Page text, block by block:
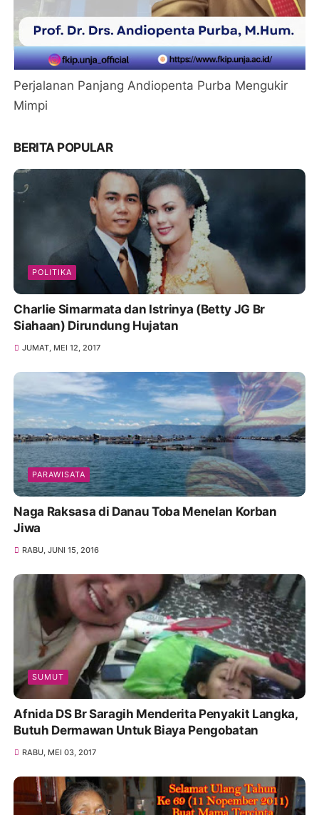
Perjalanan Panjang Andiopenta Purba Mengukir
Mimpi
BERITA POPULAR
POLITIKA
Charlie Simarmata dan Istrinya (Betty JG Br
Siahaan) Dirundung Hujatan
JUMAT, MEI 12, 2017
PARAWISATA
Naga Raksasa di Danau Toba Menelan Korban
Jiwa
RABU, JUNI 15, 2016
SUMUT
Afnida DS Br Saragih Menderita Penyakit Langka,
Butuh Dermawan Untuk Biaya Pengobatan
RABU, MEI 03, 2017